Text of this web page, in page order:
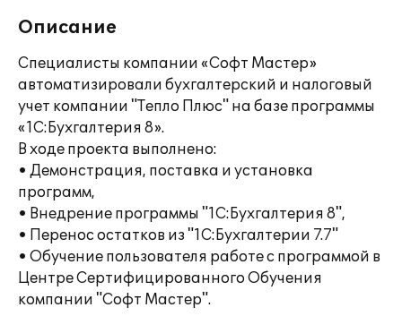
Описание
Специалисты компании «Софт Мастер»
автоматизировали бухгалтерский и налоговый
учет компании "Тепло Плюс" на базе программы
«1С:Бухгалтерия 8».
В ходе проекта выполнено:
• Демонстрация, поставка и установка
программ,
• Внедрение программы "1С:Бухгалтерия 8",
• Перенос остатков из "1С:Бухгалтерии 7.7"
• Обучение пользователя работе с программой в
Центре Сертифицированного Обучения
компании "Софт Мастер".